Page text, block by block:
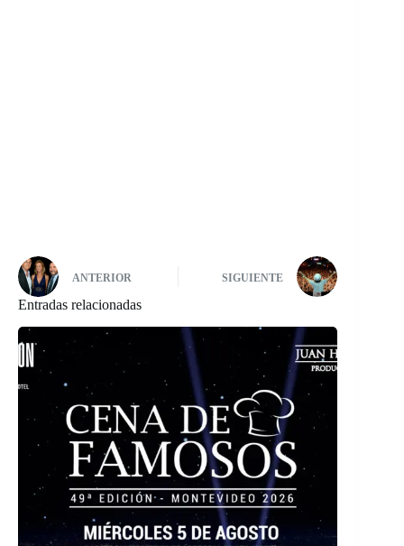
ANTERIOR SIGUIENTE
Entradas relacionadas